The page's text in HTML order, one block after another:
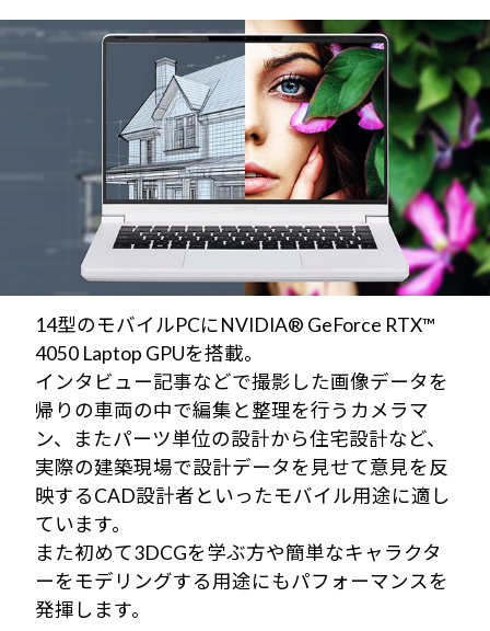
14型のモバイルPCにNVIDIA® GeForce RTX™
4050 Laptop GPUを搭載。
インタビュー記事などで撮影した画像データを
帰りの車両の中で編集と整理を行うカメラマ
ン、またパーツ単位の設計から住宅設計など、
実際の建築現場で設計データを見せて意見を反
映するCAD設計者といったモバイル用途に適し
ています。
また初めて3DCGを学ぶ方や簡単なキャラクタ
ーをモデリングする用途にもパフォーマンスを
発揮します。